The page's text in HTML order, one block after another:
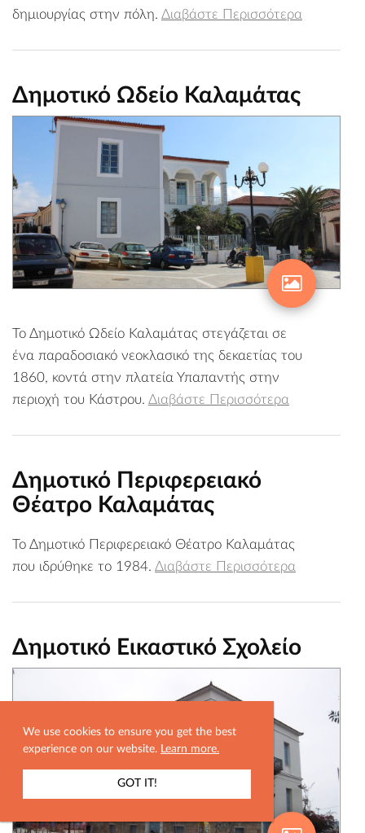
We use cookies to ensure you get the best
experience on our website. Learn more.
GOT IT!
δημιουργίας στην πόλη. Διαβάστε Περισσότερα
Δημοτικό Ωδείο Καλαμάτας
Το Δημοτικό Ωδείο Καλαμάτας στεγάζεται σε
ένα παραδοσιακό νεοκλασικό της δεκαετίας του
1860, κοντά στην πλατεία Υπαπαντής στην
περιοχή του Κάστρου. Διαβάστε Περισσότερα
Δημοτικό Περιφερειακό
Θέατρο Καλαμάτας
Το Δημοτικό Περιφερειακό Θέατρο Καλαμάτας
που ιδρύθηκε το 1984. Διαβάστε Περισσότερα
Δημοτικό Εικαστικό Σχολείο
ΕΜΦΑΝΙΣΗ ΧΑΡΤΗ